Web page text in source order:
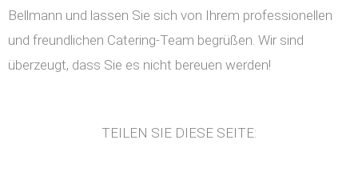
Bellmann und lassen Sie sich von Ihrem professionellen
und freundlichen Catering-Team begrüßen. Wir sind
überzeugt, dass Sie es nicht bereuen werden!
TEILEN SIE DIESE SEITE: